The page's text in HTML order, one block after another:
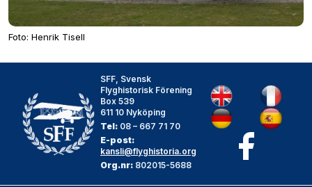
Foto: Henrik Tisell
SFF, Svensk
Flyghistorisk Förening
Box 539
611 10 Nyköping
Tel: 08 – 667 71 70
E-post:
kansli@flyghistoria.org
Org.nr: 802015-5688